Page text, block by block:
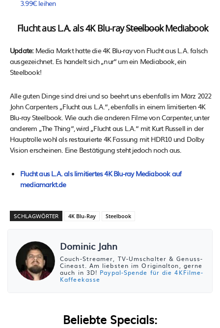
3.99€ leihen
Flucht aus L.A. als 4K Blu-raySteelbookMediabook
Update:Media Markt hatte die 4K Blu-ray von Flucht aus L.A. falsch
ausgezeichnet. Es handelt sich „nur“ um ein Mediabook, ein
Steelbook!
Alle guten Dinge sind drei und so beehrt uns ebenfalls im März 2022
John Carpenters „Flucht aus L.A.“, ebenfalls in einem limitierten 4K
Blu-ray Steelbook. Wie auch die anderen Filme von Carpenter, unter
anderem „The Thing“, wird „Flucht aus L.A.“ mit Kurt Russell in der
Hauptrolle wohl als restaurierte 4K Fassung mit HDR10 und Dolby
Vision erscheinen. Eine Bestätigung steht jedoch noch aus.
Flucht aus L.A. als limitiertes 4K Blu-ray Mediabook auf
mediamarkt.de
SCHLAGWÖRTER 4K Blu-Ray Steelbook
Dominic Jahn
Couch-Streamer, TV-Umschalter & Genuss-
Cineast. Am liebsten im Originalton, gerne
auch in 3D! Paypal-Spende für die 4KFilme-
Kaffeekasse
Beliebte Specials: